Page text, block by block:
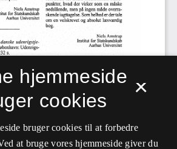
×
hjemmeside
cookies
bruger cookies til at forbedre
at bruge vores hjemmeside giver du